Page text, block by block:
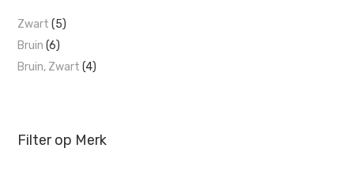
Zwart (5)
Bruin (6)
Bruin, Zwart (4)
Filter op Merk